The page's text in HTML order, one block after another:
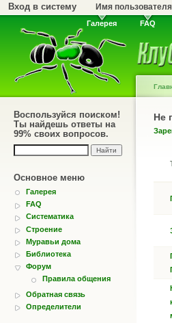
Вход в систему Имя
Галерея FAQ
Воспользуйся поиском!
Ты найдешь ответы на
99% своих вопросов.
Основное меню
Галерея
FAQ
Систематика
Строение
Муравьи дома
Библиотека
Форум
Правила общения
Обратная связь
Определители
Не